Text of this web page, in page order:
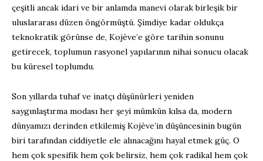
çeşitli ancak idari ve bir anlamda manevi olarak birleşik bir
uluslararası düzen öngörmüştü. Şimdiye kadar oldukça
teknokratik görünse de, Kojève’e göre tarihin sonunu
getirecek, toplumun rasyonel yapılarının nihai sonucu olacak
bu küresel toplumdu.
Son yıllarda tuhaf ve inatçı düşünürleri yeniden
saygınlaştırma modası her şeyi mümkün kılsa da, modern
dünyamızı derinden etkilemiş Kojève’in düşüncesinin bugün
biri tarafından ciddiyetle ele alınacağını hayal etmek güç. O
hem çok spesifik hem çok belirsiz, hem çok radikal hem çok